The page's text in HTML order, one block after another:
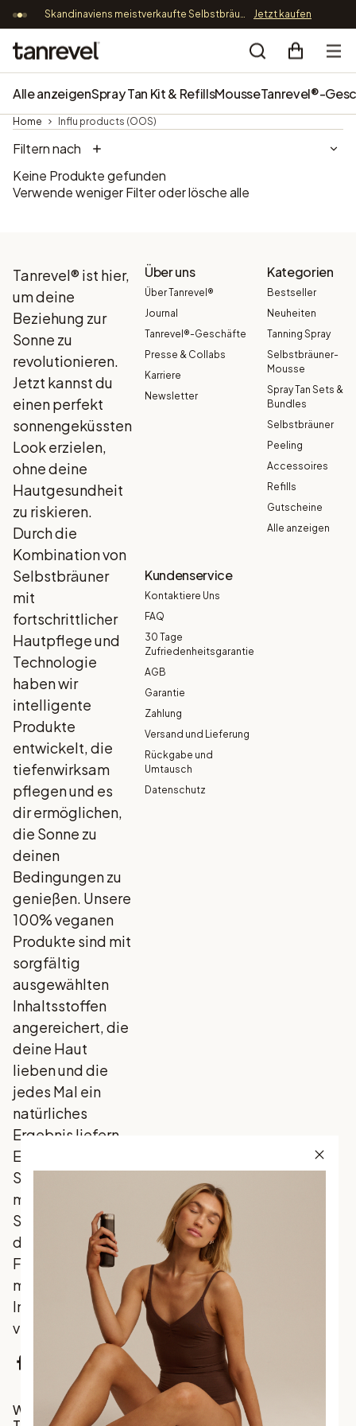
Skandinaviens meistverkaufte Selbstbräunungsinnovation – jetzt nur 89,9 EUR Jetzt kaufen
Tanrevel® Search
Alle anzeigenSpray Tan Kit & RefillsMousseTanrevel®-
Home Influ products (OOS)
Filtern nach
Keine Produkte gefunden
Verwende weniger Filter oderlösche alle
Tanrevel® ist hier,
um deine
Beziehung zur
Sonne zu
revolutionieren.
Jetzt kannst du
einen perfekt
sonnengeküssten
Look erzielen,
ohne deine
Hautgesundheit
zu riskieren.
Durch die
Kombination von
Selbstbräuner
mit
fortschrittlicher
Hautpflege und
Technologie
haben wir
intelligente
Produkte
entwickelt, die
tiefenwirksam
pflegen und es
dir ermöglichen,
die Sonne zu
deinen
Bedingungen zu
genießen. Unsere
100% veganen
Produkte sind mit
sorgfältig
ausgewählten
Inhaltsstoffen
angereichert, die
deine Haut
lieben und die
jedes Mal ein
natürliches
Ergebnis liefern.
Entdecke
Skandinaviens
meistverkauften
Selbstbräuner,
der traditionelle
Favoriten mit
marktführenden
Innovationen
vereint.
Instagram
TikTok
Über uns
Über Tanrevel®
Journal
Tanrevel®-Geschäfte
Presse & Collabs
Karriere
Newsletter
Kategorien
Bestseller
Neuheiten
Tanning Spray
Selbstbräuner-
Mousse
Spray Tan Sets &
Bundles
Selbstbräuner
Peeling
Accessoires
Refills
Gutscheine
Alle anzeigen
Kundenservice
Kontaktiere Uns
FAQ
30 Tage
Zufriedenheitsgarantie
AGB
Garantie
Zahlung
Versand und Lieferung
Rückgabe und
Umtausch
Datenschutz
Werde Teil unserer